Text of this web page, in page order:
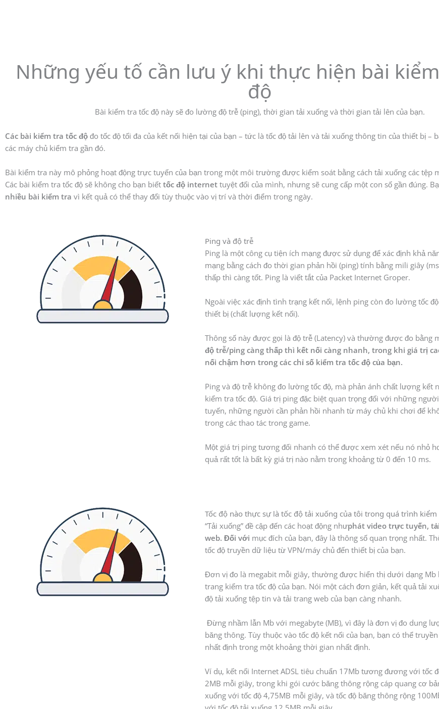
Những yếu tố cần lưu ý khi thực hiện bài
độ
Bài kiểm tra tốc độ này sẽ đo lường độ trễ (ping), thời gian tải xuống và thời gian tải lên của bạn.
Các bài kiểm tra tốc độ đo tốc độ tối đa của kết nối hiện tại của bạn – tức là tốc độ tải lên và tải xuống thông tin của thiết bị –
các máy chủ kiểm tra gần đó.
Bài kiểm tra này mô phỏng hoạt động trực tuyến của bạn trong một môi trường được kiểm soát bằng cách tải xuống các tệp
Các bài kiểm tra tốc độ sẽ không cho bạn biết tốc độ internet tuyệt đối của mình, nhưng sẽ cung cấp một con số gần đúng.
nhiều bài kiểm tra vì kết quả có thể thay đổi tùy thuộc vào vị trí và thời điểm trong ngày.
Ping và độ trễ
Ping là một công cụ tiện ích mạng được sử dụng để xác định khả
mạng bằng cách đo thời gian phản hồi (ping) tính bằng mili giây
thấp thì càng tốt. Ping là viết tắt của Packet Internet Groper.
Ngoài việc xác định tình trạng kết nối, lệnh ping còn đo lường tốc
thiết bị (chất lượng kết nối).
Thông số này được gọi là độ trễ (Latency) và thường được đo bằng
độ trễ/ping càng thấp thì kết nối càng nhanh, trong khi giá trị
nối chậm hơn trong các chỉ số kiểm tra tốc độ của bạn.
Ping và độ trễ không đo lường tốc độ, mà phản ánh chất lượng kết
kiểm tra tốc độ. Giá trị ping đặc biệt quan trọng đối với những
tuyến, những người cần phản hồi nhanh từ máy chủ khi chơi để
trong các thao tác trong game.
Một giá trị ping tương đối nhanh có thể được xem xét nếu nó nhỏ
quả rất tốt là bất kỳ giá trị nào nằm trong khoảng từ 0 đến 10 ms.
Tốc độ nào thực sự là tốc độ tải xuống của tôi trong quá trình kiểm
“Tải xuống” đề cập đến các hoạt động nhưphát video trực tuyến,
web. Đối với mục đích của bạn, đây là thông số quan trọng nhất.
tốc độ truyền dữ liệu từ VPN/máy chủ đến thiết bị của bạn.
Đơn vị đo là megabit mỗi giây, thường được hiển thị dưới dạng Mb
trang kiểm tra tốc độ của bạn. Nói một cách đơn giản, kết quả tải
độ tải xuống tệp tin và tải trang web của bạn càng nhanh.
Đừng nhầm lẫn Mb với megabyte (MB), vì đây là đơn vị đo dung
băng thông. Tùy thuộc vào tốc độ kết nối của bạn, bạn có thể
nhất định trong một khoảng thời gian nhất định.
Ví dụ, kết nối Internet ADSL tiêu chuẩn 17Mb tương đương với tốc
2MB mỗi giây, trong khi gói cước băng thông rộng cáp quang cơ
xuống với tốc độ 4,75MB mỗi giây, và tốc độ băng thông rộng